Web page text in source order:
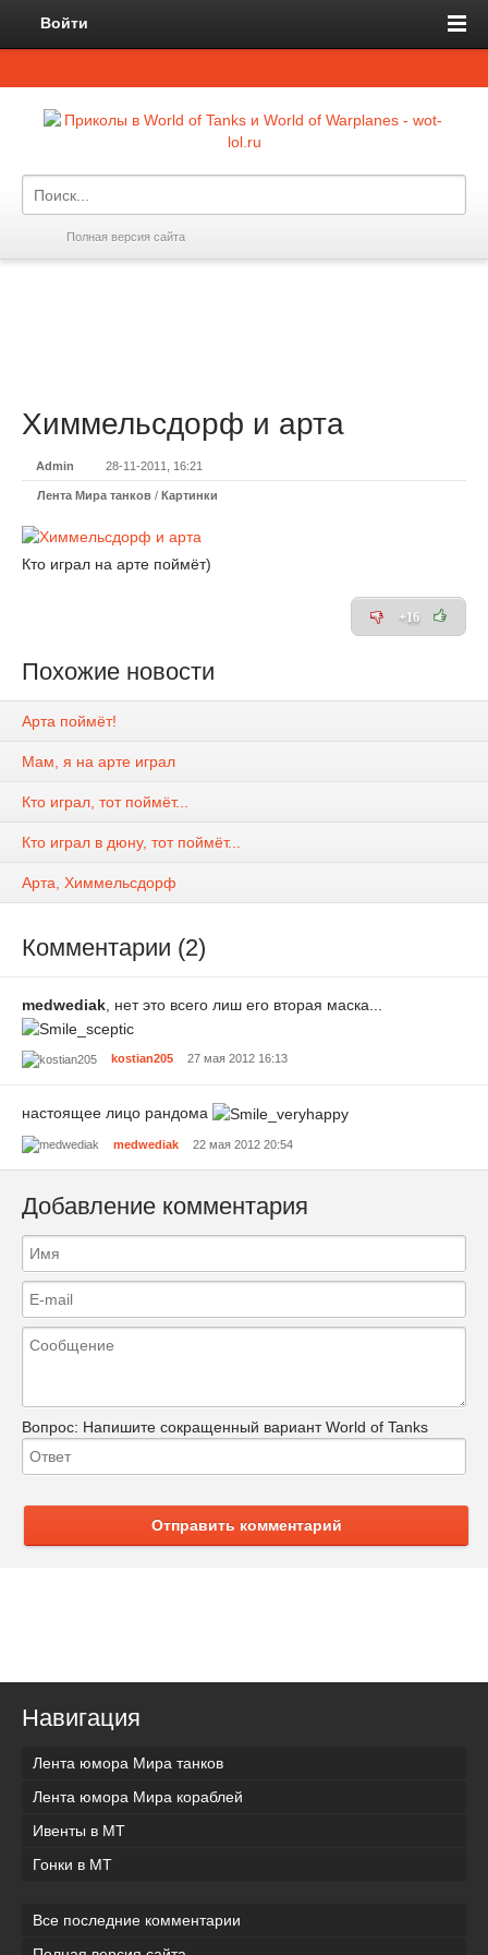
Войти
Полная версия сайта
Химмельсдорф и арта
Admin 28-11-2011, 16:21
Лента Мира танков / Картинки
Кто играл на арте поймёт)
+16
Похожие новости
Арта поймёт!
Мам, я на арте играл
Кто играл, тот поймёт...
Кто играл в дюну, тот поймёт...
Арта, Химмельсдорф
Комментарии (2)
medwediak, нет это всего лиш его вторая маска...
kostian205 27 мая 2012 16:13
настоящее лицо рандома
medwediak 22 мая 2012 20:54
Добавление комментария
Вопрос: Напишите сокращенный вариант World of Tanks
Отправить комментарий
Навигация
Лента юмора Мира танков
Лента юмора Мира кораблей
Ивенты в МТ
Гонки в МТ
Все последние комментарии